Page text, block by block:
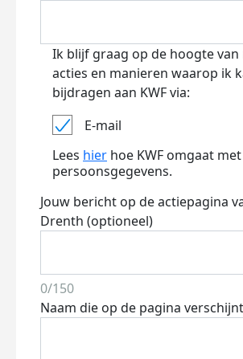
Ik blijf graag op de hoogte van
acties en manieren waarop ik
bijdragen aan KWF via:
E-mail
Lees hier hoe KWF omgaat
persoonsgegevens.
Jouw bericht op de actiepagina
Drenth (optioneel)
0/150
Naam die op de pagina verschijnt